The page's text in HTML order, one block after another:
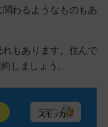
わるようなものもあ
もあります。住んで
しましょう。